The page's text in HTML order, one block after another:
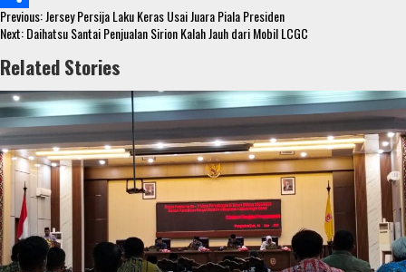
o
o
k
t
e
r
t
s
A
p
p
s
s
e
n
g
e
r
S
a
r
e
Continue
Reading
Previous:Jersey Persija Laku Keras Usai Juara Piala Presiden
Next:Daihatsu Santai Penjualan Sirion Kalah Jauh dari Mobil LCGC
Related Stories